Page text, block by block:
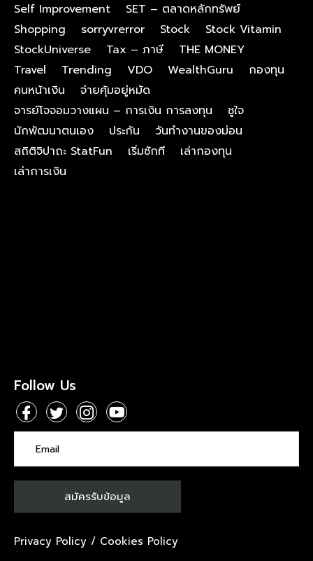
Self Improvement
SET – ตลาดหลักทรัพย์
Shopping
sorryvrerror Stock
Stock Vitamin
StockUniverse
Tax – ภาษี
THE MONEY
Travel
Trending VDO WealthGuru
กองทุน
คนหน้าเงิน
จ่ายคุ้มอยู่หมัด
จารย์โจจอมวางแผน – การเงิน การลงทุน
ชูใจ
นักพัฒนาตนเอง
ประกัน
วันทำงานของม่อน
สถิติจิปาถะ StatFun
เริ่มซักที
เล่ากองทุน
เล่าการเงิน
Follow Us
Privacy Policy / Cookies Policy